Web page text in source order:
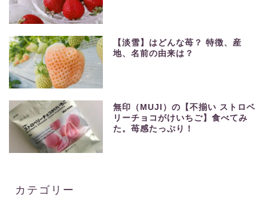
【淡雪】はどんな苺？ 特徴、産
地、名前の由来は？
無印（MUJI）の【不揃い ストロベ
リーチョコがけいちご】食べてみ
た。苺感たっぷり！
カテゴリー